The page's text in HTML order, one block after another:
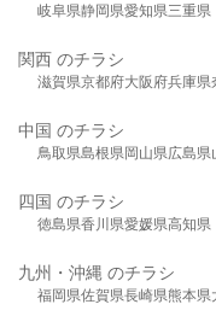
岐阜県静岡県愛知県三重県
関西 のチラシ
滋賀県京都府大阪府兵庫県
中国 のチラシ
鳥取県島根県岡山県広島県
四国 のチラシ
徳島県香川県愛媛県高知県
九州・沖縄 のチラシ
福岡県佐賀県長崎県熊本県